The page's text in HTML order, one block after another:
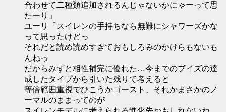
合わせて二種類追加されるんじゃないかにゃーって思
たーり」
ユーリ「スイレンの手持ちなら無難にシャワーズかな
って思ったけどっ
それだと読め読めすぎておもしろみのかけらもないも
んねっ
だからみずと相性補完に優れた…今までのブイズの達
成したタイプから引いた残りで考えると
等倍範囲重視でひこうかゴースト、それかまさかのノ
ーマルのままってのが